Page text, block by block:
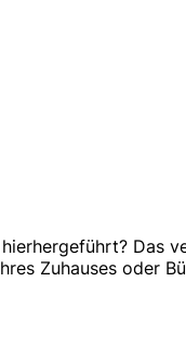
Zuhauses oder